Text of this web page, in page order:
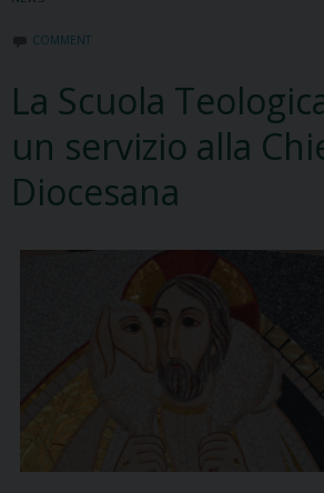
COMMENT
La Scuola
un servizio alla
Diocesana